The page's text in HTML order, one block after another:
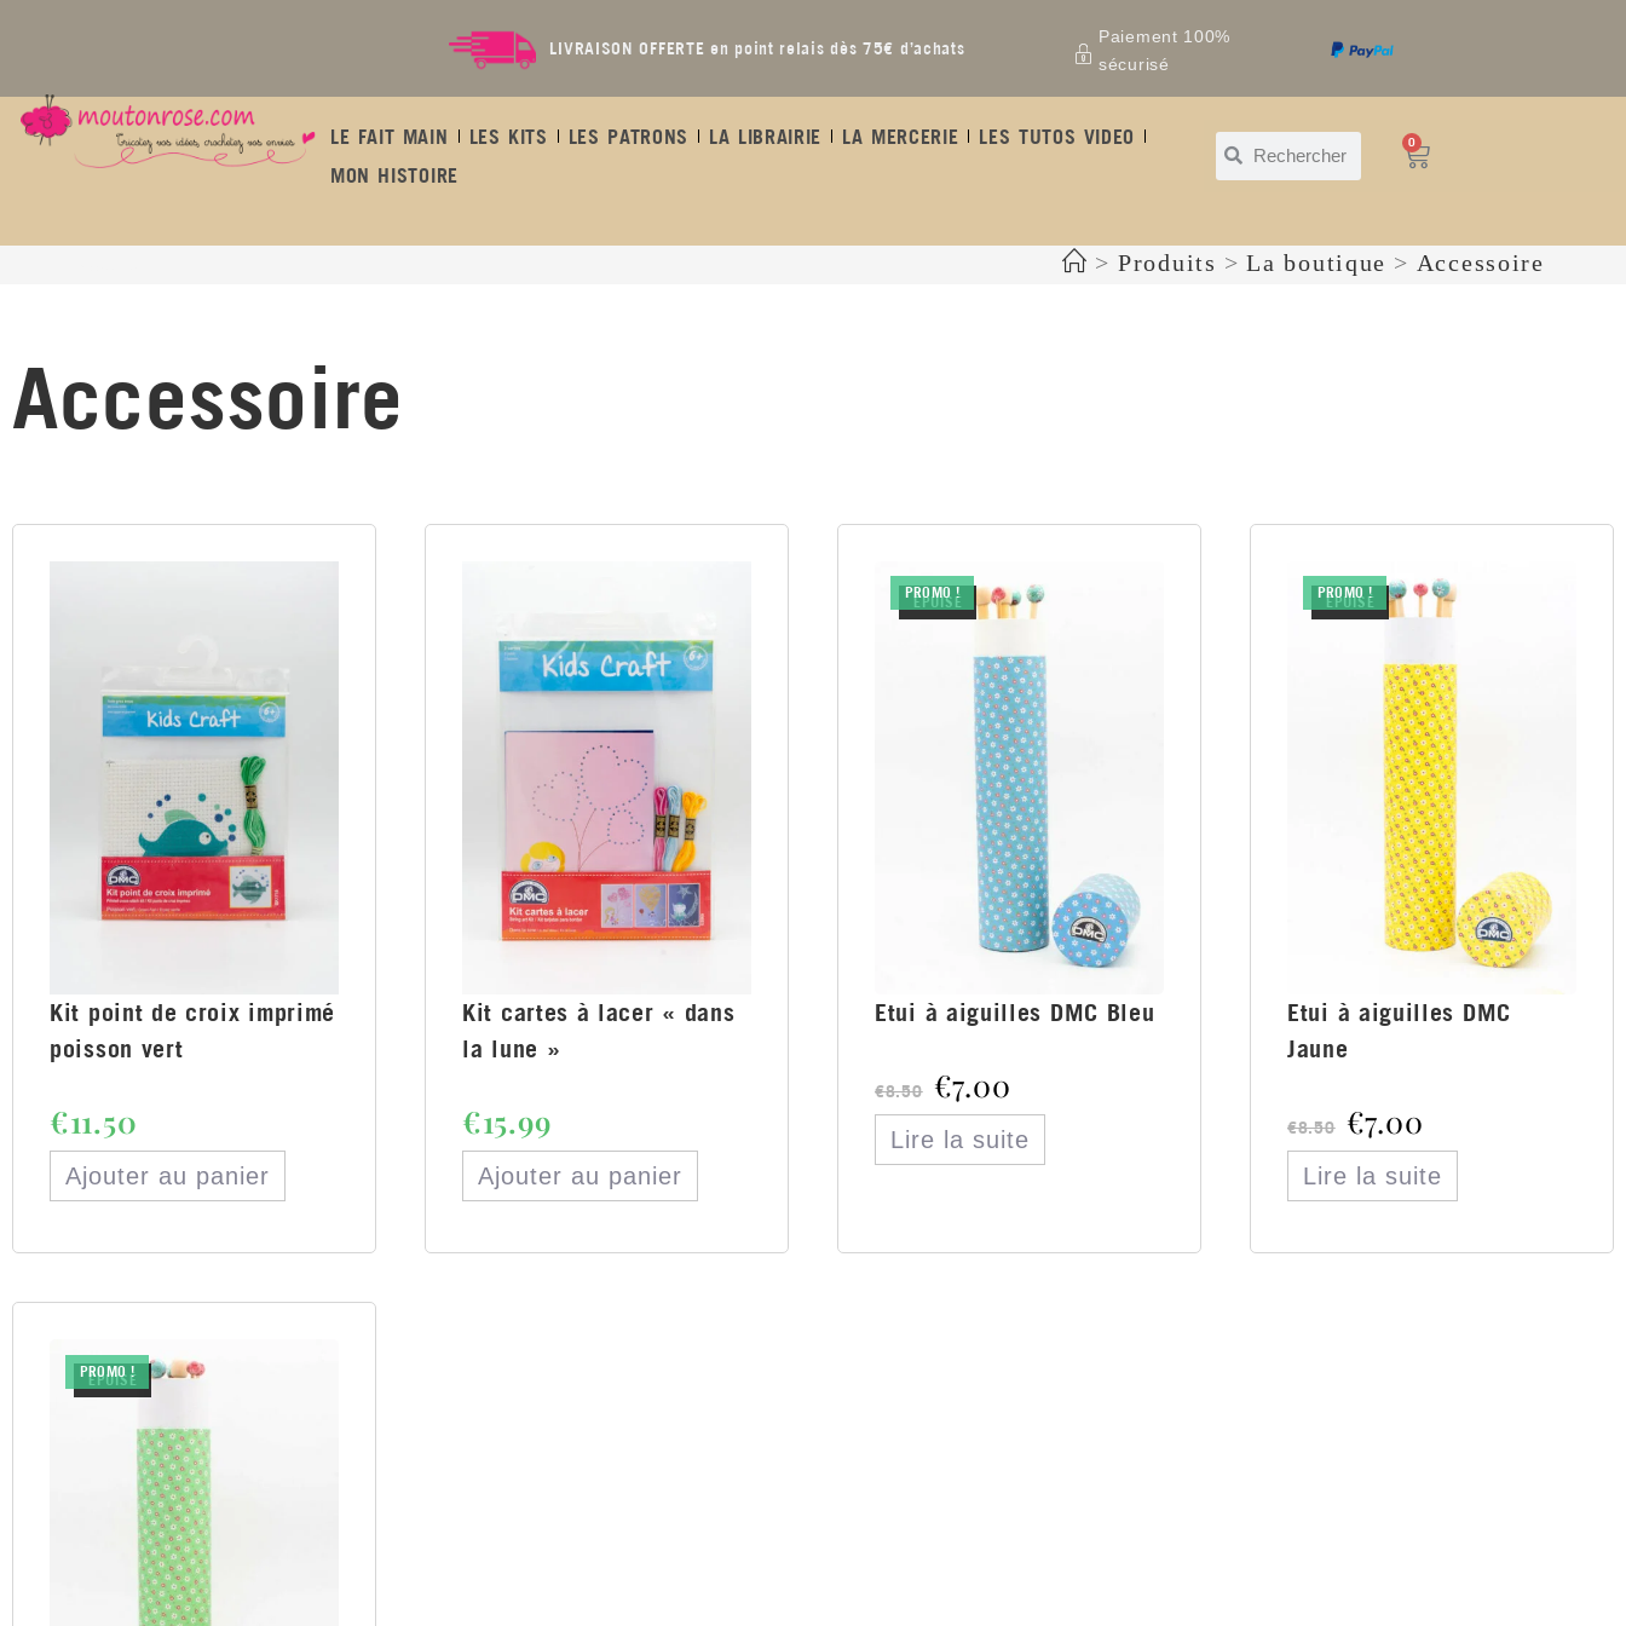
LIVRAISON OFFERTE en point relais dès 75€ d’achats
Paiement 100%
sécurisé
LE FAIT MAIN LES KITS LES PATRONS LA LIBRAIRIE LA MERCERIE
LES TUTOS VIDEO
MON HISTOIRE
0
> Produits > La boutique > Accessoire
Accessoire
Kit point de croix imprimé
poisson vert
€11.50
Ajouter au panier
Kit cartes à lacer « dans
la lune »
€15.99
Ajouter au panier
ÉPUISÉ
PROMO !
Etui à aiguilles DMC Bleu
€8.50 €7.00
Lire la suite
ÉPUISÉ
PROMO !
Etui à aiguilles DMC
Jaune
€8.50 €7.00
Lire la suite
ÉPUISÉ
PROMO !